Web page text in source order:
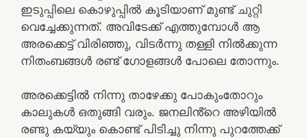
ഇടുപ്പിലെ കൊഴുപ്പിൽ കൂടിയാണ് മുണ്ട് ചുറ്റി
വെച്ചേക്കുന്നത്. അവിടേക്ക് എത്തുമ്പോൾ ആ
അരക്കെട്ട് വിരിഞ്ഞു, വിടർന്നു തള്ളി നിൽക്കുന്ന
നിതംബങ്ങൾ രണ്ട് ഗോളങ്ങൾ പോലെ തോന്നും.
അരക്കെട്ടിൽ നിന്നു താഴേക്കു പോകുംതോറും
കാലുകൾ ഒതുങ്ങി വരും. ജനലിൻ്റെ അഴിയിൽ
രണ്ടു കയ്യും കൊണ്ട് പിടിച്ചു നിന്നു പുറത്തേക്ക്